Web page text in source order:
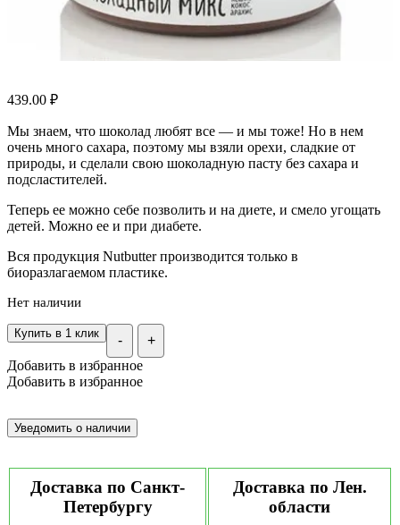
439.00 ₽
Мы знаем, что шоколад любят все — и мы тоже! Но в нем
очень много сахара, поэтому мы взяли орехи, сладкие от
природы, и сделали свою шоколадную пасту без сахара и
подсластителей.
Теперь ее можно себе позволить и на диете, и смело угощать
детей. Можно ее и при диабете.
Вся продукция Nutbutter производится только в
биоразлагаемом пластике.
Нет наличии
- +
Купить в 1 клик
Добавить в избранное
Добавить в избранное
Доставка по Санкт-
Петербургу
Доставка по Лен.
области